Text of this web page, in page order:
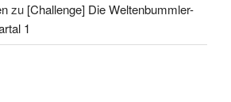
zu [Challenge] Die Weltenbummler-
1